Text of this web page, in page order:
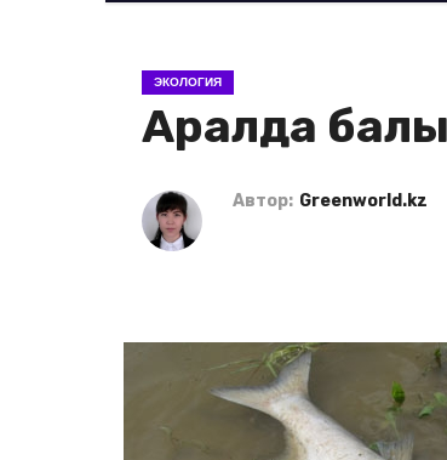
ЭКОЛОГИЯ
Аралда
Автор: Greenworld.kz